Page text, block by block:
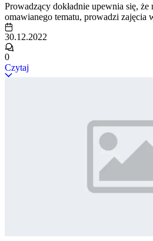
Prowadzący dokładnie upewnia się,
omawianego tematu, prowadzi zajęcia
30.12.2022
0
Czytaj